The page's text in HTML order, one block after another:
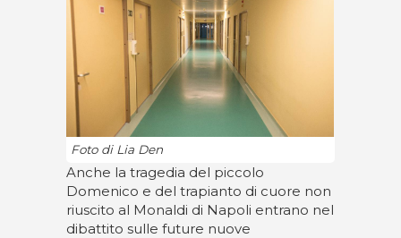
Foto di Lia Den
Anche la tragedia del piccolo
Domenico e del trapianto di cuore non
riuscito al Monaldi di Napoli entrano nel
dibattito sulle future nuove